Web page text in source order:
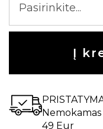
Į
49 Eur